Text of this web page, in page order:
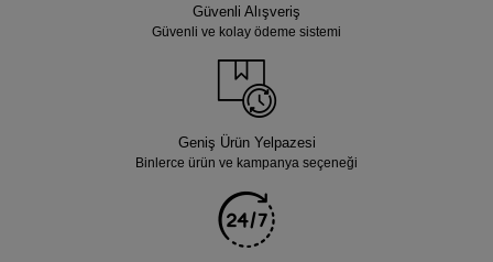
Güvenli Alışveriş
Güvenli ve kolay ödeme sistemi
Geniş Ürün Yelpazesi
Binlerce ürün ve kampanya seçeneği